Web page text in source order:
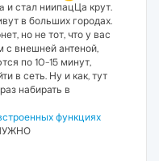
и стал ниипацЦа крут.
в больших городах.
но не тот, что у вас
с внешней антеной,
по 10-15 минут,
в сеть. Ну и как, тут
набирать в
функциях